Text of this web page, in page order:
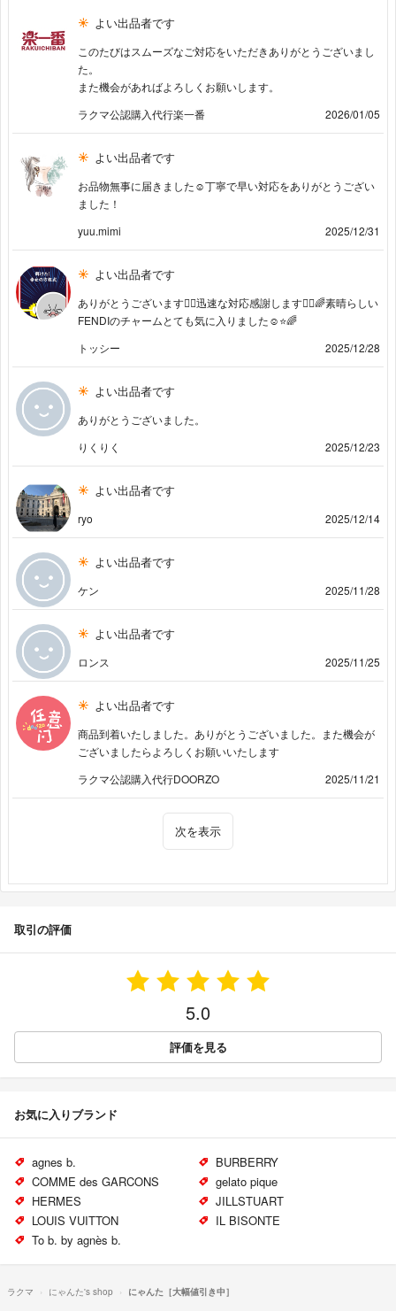
よい出品者です
このたびはスムーズなご対応をいただきありがとうございまし
た。
また機会があればよろしくお願いします。
ラクマ公認購入代行楽一番
2026/01/05
よい出品者です
お品物無事に届きました☺️丁寧で早い対応をありがとうござい
ました‪！
yuu.mimi
2025/12/31
よい出品者です
ありがとうございます🙇‍♂️迅速な対応感謝します🙇‍♂️🌈素晴らしい
FENDIのチャームとても気に入りました☺️⭐️🌈
トッシー
2025/12/28
よい出品者です
ありがとうございました。
りくりく
2025/12/23
よい出品者です
ryo 2025/12/14
よい出品者です
ケン 2025/11/28
よい出品者です
ロンス 2025/11/25
よい出品者です
商品到着いたしました。ありがとうございました。また機会が
ございましたらよろしくお願いいたします
ラクマ公認購入代行DOORZO
2025/11/21
次を表示
取引の評価
5.0
評価を見る
お気に入りブランド
agnes b.
BURBERRY
COMME des GARCONS
gelato pique
HERMES
JILLSTUART
LOUIS VUITTON
IL BISONTE
To b. by agnès b.
ラクマ にゃんた's shop にゃんた［大幅値引き中］